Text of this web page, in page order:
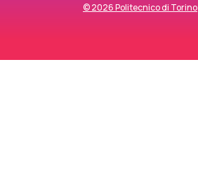
© 2026 Politecnico di Torino